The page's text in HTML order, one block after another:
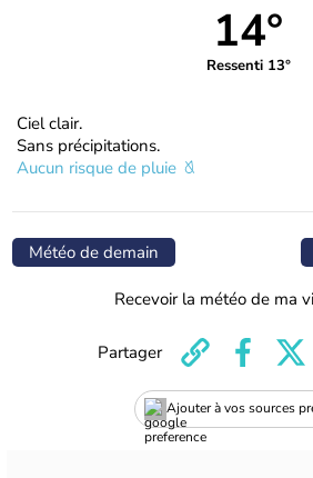
14°
Ressenti 13°
Ciel clair.
Sans précipitations.
Aucun risque de pluie
Météo de demain
Recevoir la météo de ma
Ajouter à vos sources
Partager